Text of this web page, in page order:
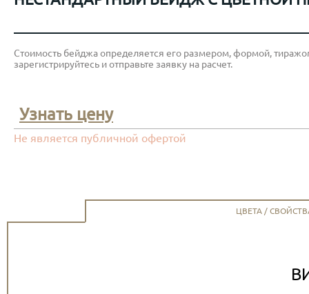
Стоимость бейджа определяется его размером, формой,
зарегистрируйтесь и отправьте заявку на расчет.
Узнать цену
Не является публичной офертой
ЦВЕТА /